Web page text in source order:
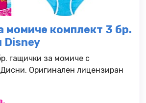
момиче комплект 3 бр.
Disney
гащички за момиче с
Оригинален лицензиран